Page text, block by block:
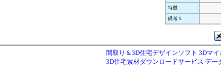
特徴
備考１
間取り＆3D住宅デザインソフト 3Dマ
3D住宅素材ダウンロードサービス デー